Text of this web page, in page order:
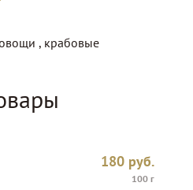
, крабовые
180 руб.
100 г